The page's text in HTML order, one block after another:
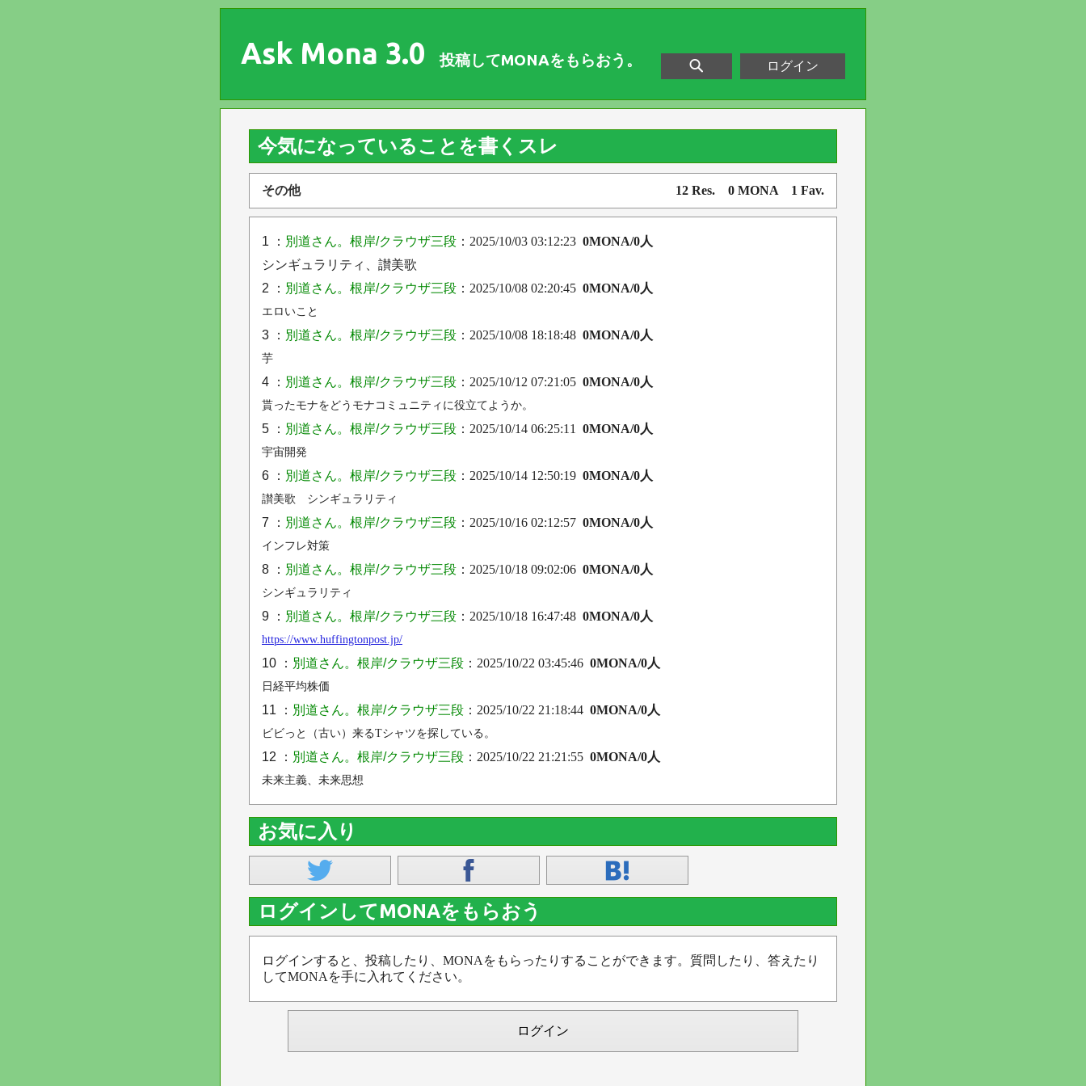
Ask Mona 3.0 投稿してMONAをもらおう。 ログイン
今気になっていることを書くスレ
その他 12 Res. 0 MONA 1 Fav.
1 ： 別道さん。根岸/クラウザ三段 ：2025/10/03 03:12:23 0MONA/0人
シンギュラリティ、讃美歌
2 ： 別道さん。根岸/クラウザ三段 ：2025/10/08 02:20:45 0MONA/0人
エロいこと
3 ： 別道さん。根岸/クラウザ三段 ：2025/10/08 18:18:48 0MONA/0人
芋
4 ： 別道さん。根岸/クラウザ三段 ：2025/10/12 07:21:05 0MONA/0人
貰ったモナをどうモナコミュニティに役立てようか。
5 ： 別道さん。根岸/クラウザ三段 ：2025/10/14 06:25:11 0MONA/0人
宇宙開発
6 ： 別道さん。根岸/クラウザ三段 ：2025/10/14 12:50:19 0MONA/0人
讃美歌 シンギュラリティ
7 ： 別道さん。根岸/クラウザ三段 ：2025/10/16 02:12:57 0MONA/0人
インフレ対策
8 ： 別道さん。根岸/クラウザ三段 ：2025/10/18 09:02:06 0MONA/0人
シンギュラリティ
9 ： 別道さん。根岸/クラウザ三段 ：2025/10/18 16:47:48 0MONA/0人
https://www.huffingtonpost.jp/
10 ： 別道さん。根岸/クラウザ三段 ：2025/10/22 03:45:46 0MONA/0人
日経平均株価
11 ： 別道さん。根岸/クラウザ三段 ：2025/10/22 21:18:44 0MONA/0人
ビビっと（古い）来るTシャツを探している。
12 ： 別道さん。根岸/クラウザ三段 ：2025/10/22 21:21:55 0MONA/0人
未来主義、未来思想
お気に入り
ログインしてMONAをもらおう
ログインすると、投稿したり、MONAをもらったりすることができます。質問したり、答えたり
してMONAを手に入れてください。
ログイン